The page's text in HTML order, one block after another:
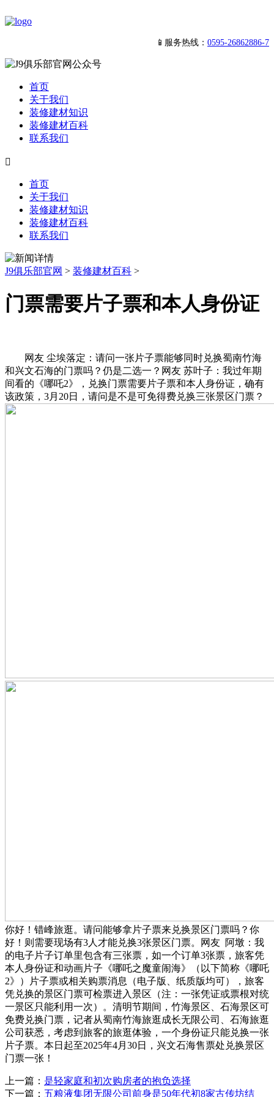
📱服务热线： 0595-26862886-7
首页
关于我们
装修建材知识
装修建材百科
联系我们

首页
关于我们
装修建材知识
装修建材百科
联系我们
J9俱乐部官网 > 装修建材百科 >
门票需要片子票和本人身份证
网友 尘埃落定：请问一张片子票能够同时兑换蜀南竹海
和兴文石海的门票吗？仍是二选一？网友 苏叶子：我过年期
间看的《哪吒2》，兑换门票需要片子票和本人身份证，确有
该政策，3月20日，请问是不是可免得费兑换三张景区门票？
你好！错峰旅逛。请问能够拿片子票来兑换景区门票吗？你
好！则需要现场有3人才能兑换3张景区门票。网友 阿墩：我
的电子片子订单里包含有三张票，如一个订单3张票，旅客凭
本人身份证和动画片子《哪吒之魔童闹海》（以下简称《哪吒
2》）片子票或相关购票消息（电子版、纸质版均可），旅客
凭兑换的景区门票可检票进入景区（注：一张凭证或票根对统
一景区只能利用一次）。清明节期间，竹海景区、石海景区可
免费兑换门票，记者从蜀南竹海旅逛成长无限公司、石海旅逛
公司获悉，考虑到旅客的旅逛体验，一个身份证只能兑换一张
片子票。本日起至2025年4月30日，兴文石海售票处兑换景区
门票一张！
上一篇： 是轻家庭和初次购房者的抱负选择
下一篇： 五粮液集团无限公司前身是50年代初8家古传坊结